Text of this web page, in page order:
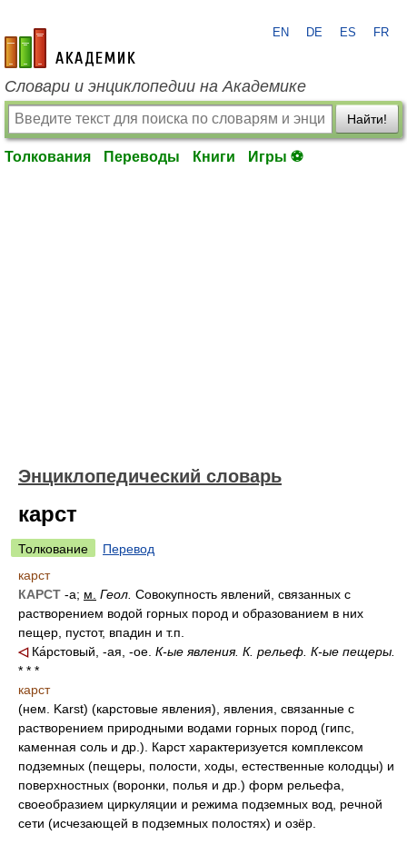
academic.ru
EN DE ES FR
Словари и энциклопедии на Академике
Найти!
Толкования Переводы Книги Игры ⚽
Энциклопедический словарь
карст
Толкование
Перевод
карст
КАРСТ -а; м. Геол. Совокупность явлений, связанных с
растворением водой горных пород и образованием в них
пещер, пустот, впадин и т.п.
◁Ка́рстовый, -ая, -ое. К-ые явления. К. рельеф. К-ые пещеры.
* * *
карст
(нем. Karst) (карстовые явления), явления, связанные с
растворением природными водами горных пород (гипс,
каменная соль и др.). Карст характеризуется комплексом
подземных (пещеры, полости, ходы, естественные колодцы) и
поверхностных (воронки, полья и др.) форм рельефа,
своеобразием циркуляции и режима подземных вод, речной
сети (исчезающей в подземных полостях) и озёр.